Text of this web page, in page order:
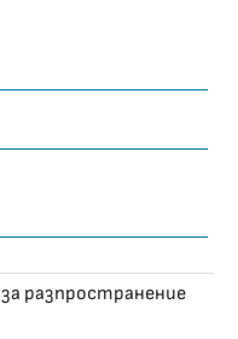
за разпространение